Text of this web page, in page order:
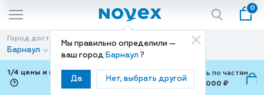
Мы правильно определили —
ваш город Барнаул ?
Да Нет, выбрать другой
0
Город доставки
Барнаул
Способ доставки
Доставка
1/4 цены и покупки ваши с Подели
Можно оплатить по частям
от 700 ₽ до 15,000 ₽